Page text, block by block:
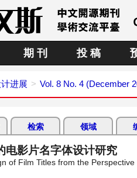
期 刊 投 稿
进展 Vol. 8 No. 4 (December
检索 领域
电影片名字体设计研究
of Film Titles from the Perspective